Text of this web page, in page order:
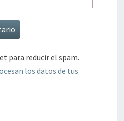
para reducir el spam.
los datos de tus